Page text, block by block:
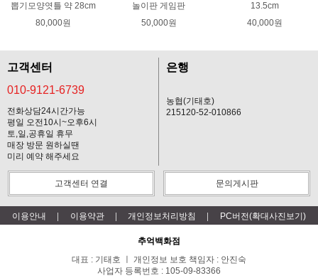
뽑기모양엿틀 약 28cm
80,000원
놀이판 게임판
50,000원
13.5cm
40,000원
고객센터
010-9121-6739
전화상담24시간가능
평일 오전10시~오후6시
토,일,공휴일 휴무
매장 방문 원하실땐
미리 예약 해주세요
은행
농협(기태호)
215120-52-010866
고객센터 연결 문의게시판
이용안내 이용약관 개인정보처리방침 PC버전(확대사진보기)
추억백화점
대표 : 기태호 ㅣ 개인정보 보호 책임자 : 안진숙
사업자 등록번호 : 105-09-83366